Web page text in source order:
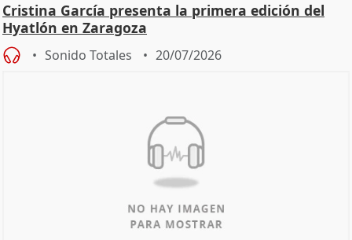
Cristina García presenta la primera edición del
Hyatlón en Zaragoza
Sonido Totales 20/07/2026